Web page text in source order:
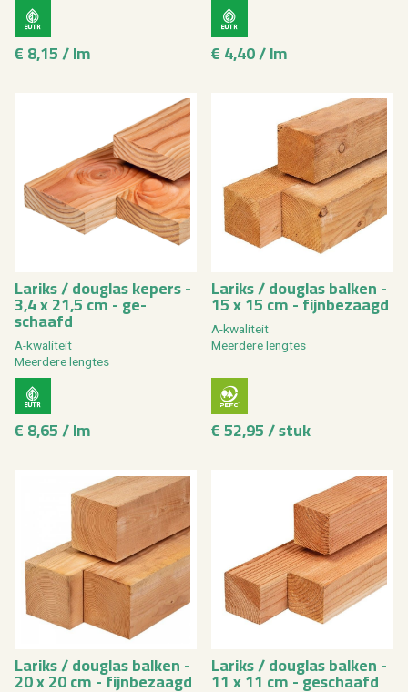
€ 8,15 / lm € 4,40 / lm
La­riks / dou­g­las ke­pers -
3,4 x 21,5 cm - ge­
schaafd
A-kwa­li­teit
Meer­de­re leng­tes
€ 8,65 / lm
La­riks / dou­g­las bal­ken -
15 x 15 cm - fijn­be­zaagd
A-kwa­li­teit
Meer­de­re leng­tes
€ 52,95 / stuk
La­riks / dou­g­las bal­ken -
20 x 20 cm - fijn­be­zaagd
La­riks / dou­g­las bal­ken -
11 x 11 cm - ge­schaafd